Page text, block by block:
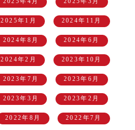
2025年1月 2024年11月
2024年8月 2024年6月
2024年2月 2023年10月
2023年7月 2023年6月
2023年3月 2023年2月
2022年8月 2022年7月